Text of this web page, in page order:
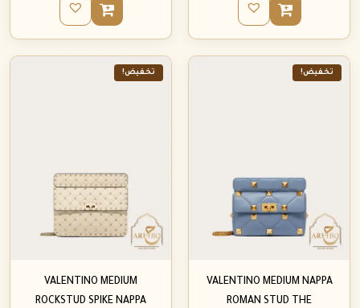
تخفيض!
VALENTINO MEDIUM NAPPA
ROMAN STUD THE
تخفيض!
VALENTINO MEDIUM
ROCKSTUD SPIKE NAPPA